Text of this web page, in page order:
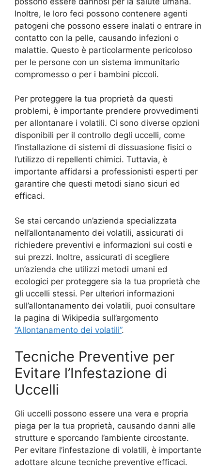
Inoltre, le loro feci possono contenere agenti
patogeni che possono essere inalati o entrare in
contatto con la pelle, causando infezioni o
malattie. Questo è particolarmente pericoloso
per le persone con un sistema immunitario
compromesso o per i bambini piccoli.
Per proteggere la tua proprietà da questi
problemi, è importante prendere provvedimenti
per allontanare i volatili. Ci sono diverse opzioni
disponibili per il controllo degli uccelli, come
l’installazione di sistemi di dissuasione fisici o
l’utilizzo di repellenti chimici. Tuttavia, è
importante affidarsi a professionisti esperti per
garantire che questi metodi siano sicuri ed
efficaci.
Se stai cercando un’azienda specializzata
nell’allontanamento dei volatili, assicurati di
richiedere preventivi e informazioni sui costi e
sui prezzi. Inoltre, assicurati di scegliere
un’azienda che utilizzi metodi umani ed
ecologici per proteggere sia la tua proprietà che
gli uccelli stessi. Per ulteriori informazioni
sull’allontanamento dei volatili, puoi consultare
la pagina di Wikipedia sull’argomento
“Allontanamento dei volatili”.
Tecniche Preventive per
Evitare l’Infestazione di
Uccelli
Gli uccelli possono essere una vera e propria
piaga per la tua proprietà, causando danni alle
strutture e sporcando l’ambiente circostante.
Per evitare l’infestazione di volatili, è importante
adottare alcune tecniche preventive efficaci.